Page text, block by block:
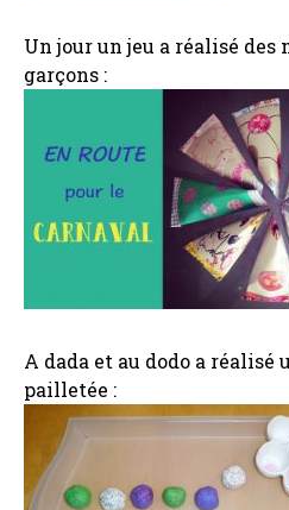
Un jour un jeu a réalisé des
garçons :
A dada et au dodo a réalisé
pailletée :